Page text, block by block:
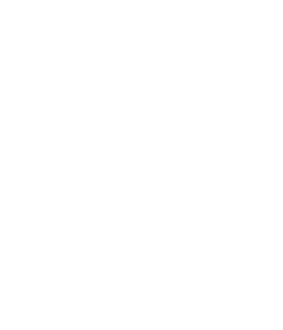
、彰化外送茶、新竹外送茶、高